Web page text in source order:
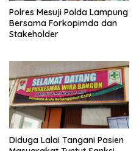
Polres Mesuji Polda Lampung
Bersama Forkopimda dan
Stakeholder
Diduga Lalai Tangani Pasien